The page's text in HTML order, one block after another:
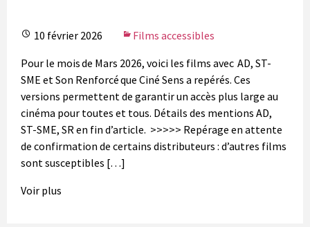
10 février 2026
Films accessibles
Pour le mois de Mars 2026, voici les films avec AD, ST-
SME et Son Renforcé que Ciné Sens a repérés. Ces
versions permettent de garantir un accès plus large au
cinéma pour toutes et tous. Détails des mentions AD,
ST-SME, SR en fin d’article. >>>>> Repérage en attente
de confirmation de certains distributeurs : d’autres films
sont susceptibles […]
Voir plus